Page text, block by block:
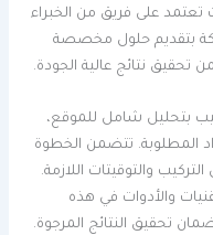
تعتمد على فريق من الخبراء
بتقديم حلول مخصصة
نتائج عالية الجودة.
بتحليل شامل للموقع،
المطلوبة. تتضمن الخطوة
والتوقيتات اللازمة.
والأدوات في هذه
تحقيق النتائج المرجوة.